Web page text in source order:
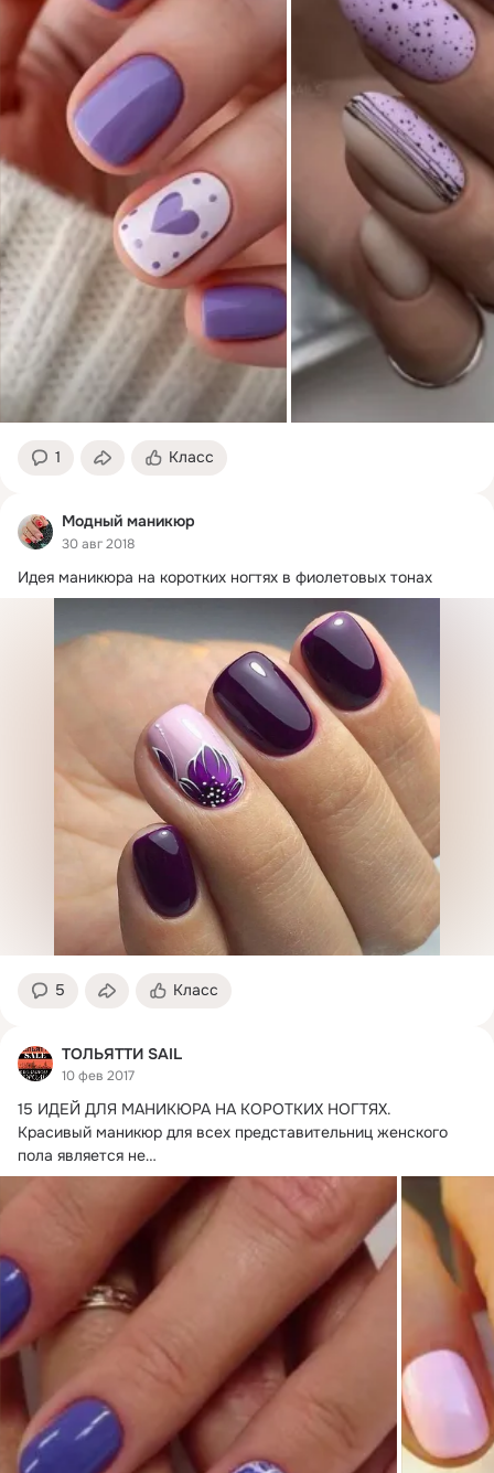
1 Класс
Модный маникюр
30 авг 2018
Идея маникюра на коротких ногтях в фиолетовых тонах
5 Класс
ТОЛЬЯТТИ SAIL
10 фев 2017
15 ИДЕЙ ДЛЯ МАНИКЮРА НА КОРОТКИХ НОГТЯХ.
Красивый маникюр для всех представительниц женского
пола является не
менее важным элементом образа, чем платье, прическа или